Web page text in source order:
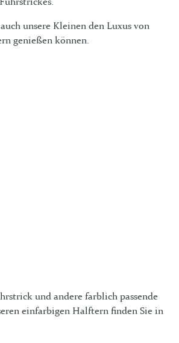
unsere Kleinen den Luxus von
genießen können.
und andere farblich passende
einfarbigen Halftern finden Sie in